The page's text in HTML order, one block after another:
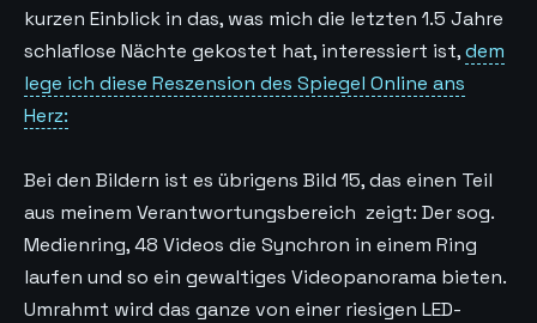
kurzen Einblick in das, was mich die letzten 1.5 Jahre
schlaflose Nächte gekostet hat, interessiert ist,dem
lege ich diese Reszension des Spiegel Online ans
Herz:
Bei den Bildern ist es übrigens Bild 15, das einen Teil
aus meinem Verantwortungsbereich zeigt: Der sog.
Medienring, 48 Videos die Synchron in einem Ring
laufen und so ein gewaltiges Videopanorama bieten.
Umrahmt wird das ganze von einer riesigen LED-